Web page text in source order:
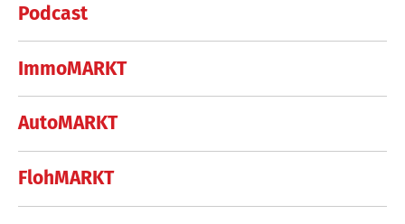
Podcast
ImmoMARKT
AutoMARKT
FlohMARKT